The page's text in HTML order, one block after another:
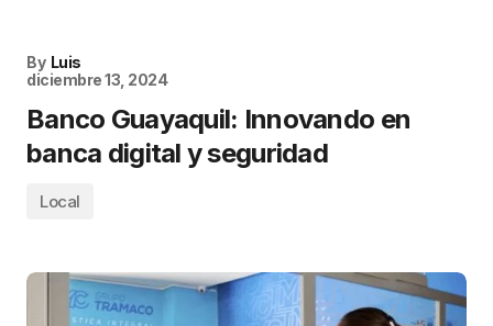
By Luis
diciembre 13, 2024
Banco Guayaquil: Innovando en
banca digital y seguridad
Local